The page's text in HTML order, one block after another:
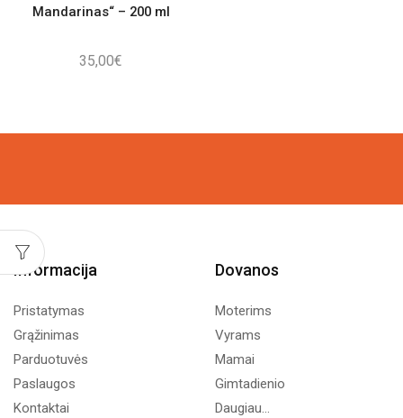
Mandarinas“ – 200 ml
35,00€
Informacija
Pristatymas
Grąžinimas
Parduotuvės
Paslaugos
Kontaktai
Dovanos
Moterims
Vyrams
Mamai
Gimtadienio
Daugiau...